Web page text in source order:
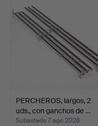
PERCHEROS, largos, 2
uds., con ganchos de …
Subastado 7 ago 2026